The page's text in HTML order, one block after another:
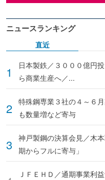
ニュースランキング
直近
日本製鉄／３０００億円
ら商業生産へ／...
特殊鋼専業３社の４～６
も数量増など寄与
神戸製鋼の決算会見／木
期からフルに寄与」
ＪＦＥＨＤ／通期事業利